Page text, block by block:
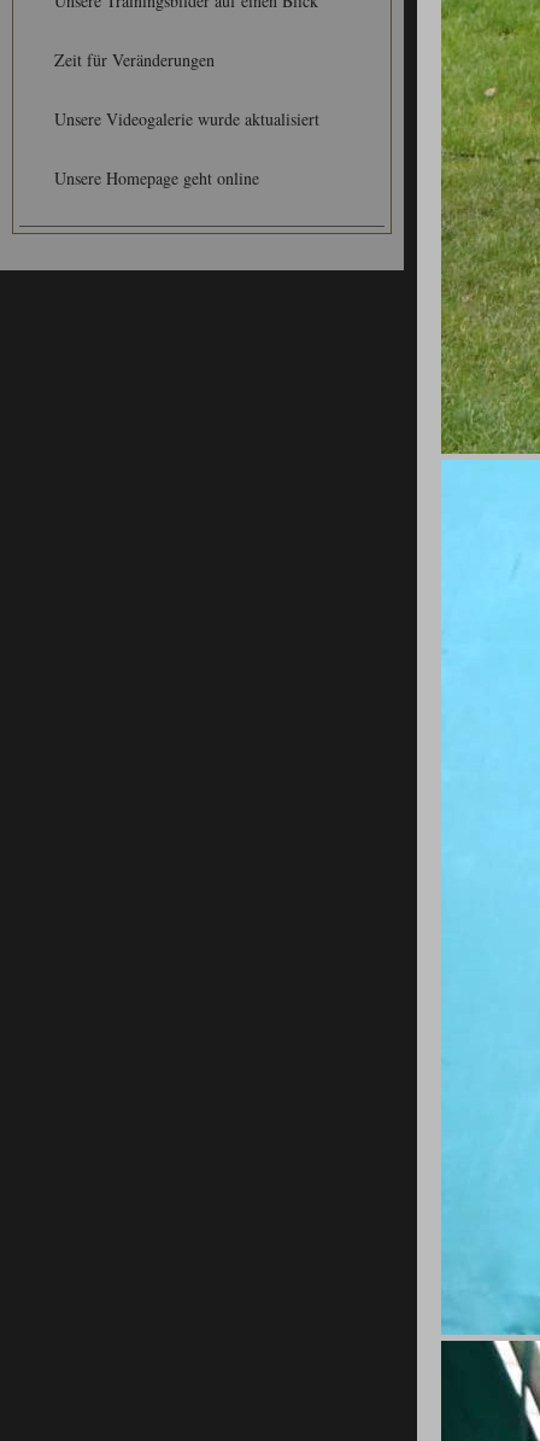
Zeit für Veränderungen
Unsere Videogalerie wurde aktualisiert
Unsere Homepage geht online